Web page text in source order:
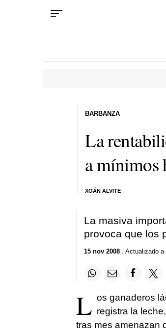
La
a mínimos
XOÁN ALVITE
BARBANZA
La masiva
provoca que los
15 nov 2008. Actualizado a
L os ganaderos
registra la
tras mes amenazan